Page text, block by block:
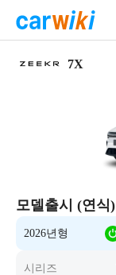
7X
모델출시 (연식)
2026년형
시리즈